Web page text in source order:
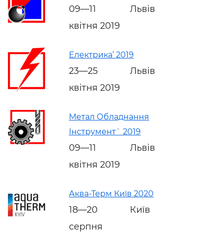
09—11
квітня 2019
Львів
Електрика’ 2019
23—25
квітня 2019
Львів
Метал Обладнання
Інструмент` 2019
09—11
квітня 2019
Львів
Аква-Терм Київ 2020
18—20
серпня
Київ